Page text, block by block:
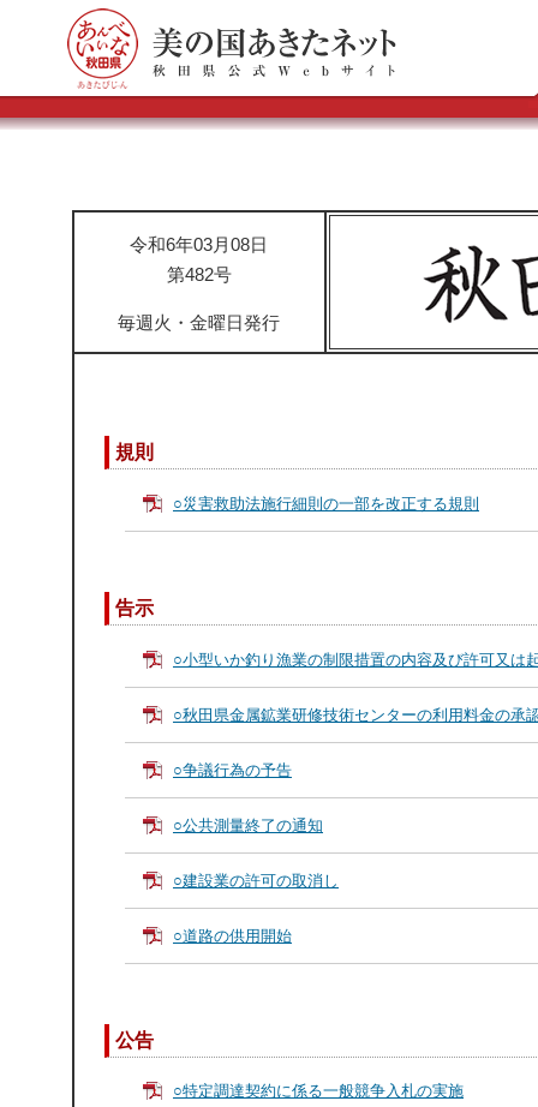
令和6年03月08日
第482号
毎週火・金曜日発行
規則
○災害救助法施行細則の一部を改正する規則
告示
○小型いか釣り漁業の制限措置の内容及び許可又は
○秋田県金属鉱業研修技術センターの利用料金の承
○争議行為の予告
○公共測量終了の通知
○建設業の許可の取消し
○道路の供用開始
公告
○特定調達契約に係る一般競争入札の実施